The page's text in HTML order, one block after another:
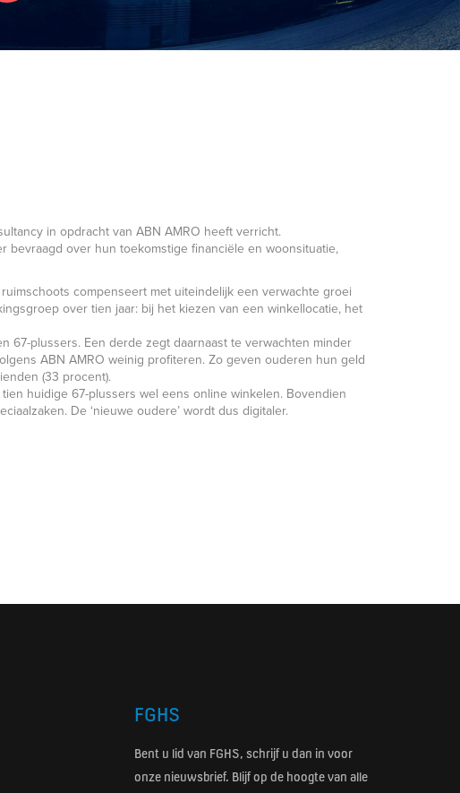
in opdracht van ABN AMRO heeft verricht.
over hun toekomstige financiële en woonsituatie,
compenseert met uiteindelijk een verwachte groei
over tien jaar: bij het kiezen van een winkellocatie, het
67-plussers. Een derde zegt daarnaast te verwachten minder
ABN AMRO weinig profiteren. Zo geven ouderen hun geld
(33 procent).
huidige 67-plussers wel eens online winkelen. Bovendien
De ‘nieuwe oudere’ wordt dus digitaler.
FGHS
Bent u lid van FGHS, schrijf u dan in voor
onze nieuwsbrief. Blijf op de hoogte van alle